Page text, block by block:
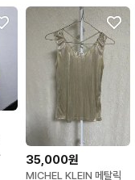
35,000원
MICHEL KLEIN 메탈릭